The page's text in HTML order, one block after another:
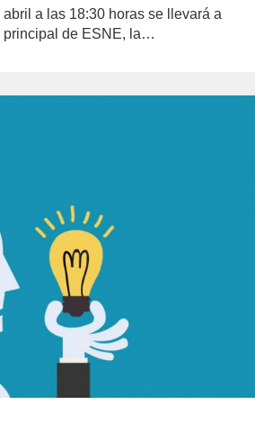
a las 18:30 horas se llevará a
principal de ESNE, la…